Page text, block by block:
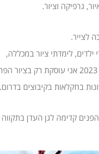
גרפיקה וציור.
לצייר.
ילדים, לימדתי ציור במכללה,
בחקלאות בקיבוצים בדרום.
קדימה לגן העדן בתקווה